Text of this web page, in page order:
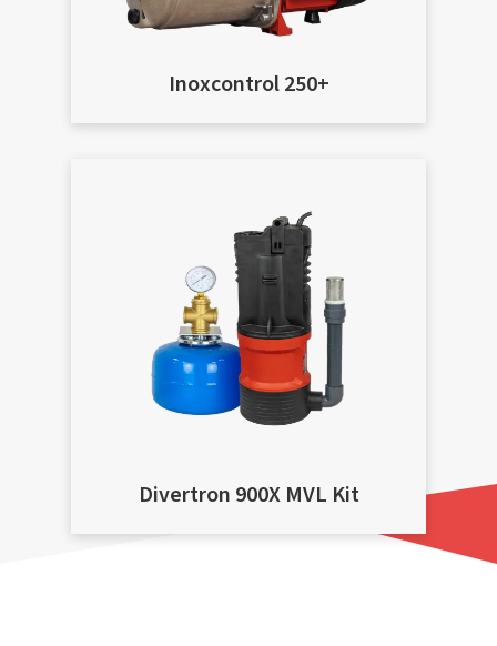
Inoxcontrol 250+
Divertron 900X MVL Kit